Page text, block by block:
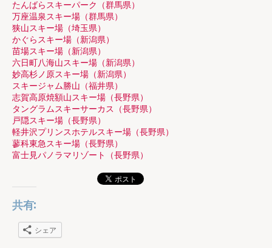
たんばらスキーパーク（群馬県）
万座温泉スキー場（群馬県）
狭山スキー場（埼玉県）
かぐらスキー場（新潟県）
苗場スキー場（新潟県）
六日町八海山スキー場（新潟県）
妙高杉ノ原スキー場（新潟県）
スキージャム勝山（福井県）
志賀高原焼額山スキー場（長野県）
タングラムスキーサーカス（長野県）
戸隠スキー場（長野県）
軽井沢プリンスホテルスキー場（長野県）
蓼科東急スキー場（長野県）
富士見パノラマリゾート（長野県）
共有:
シェア